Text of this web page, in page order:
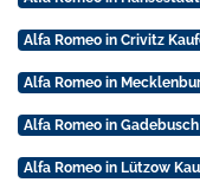
Alfa Romeo in Crivitz
Alfa Romeo in
Alfa Romeo in
Alfa Romeo in Lützow